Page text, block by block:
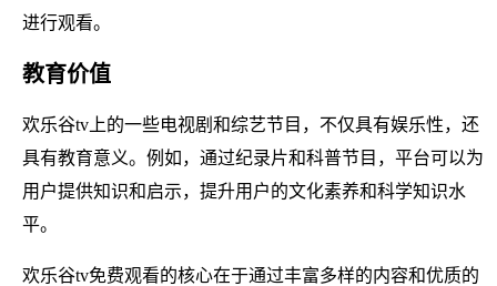
进行观看。
教育价值
欢乐谷tv上的一些电视剧和综艺节目，不仅具有娱乐性，还
具有教育意义。例如，通过纪录片和科普节目，平台可以为
用户提供知识和启示，提升用户的文化素养和科学知识水
平。
欢乐谷tv免费观看的核心在于通过丰富多样的内容和优质的